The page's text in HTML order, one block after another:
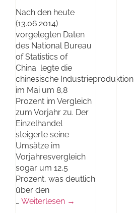
Nach den heute
(13.06.2014)
vorgelegten Daten
des National Bureau
of Statistics of
China legte die
chinesische Industrieproduktion
im Mai um 8,8
Prozent im Vergleich
zum Vorjahr zu. Der
Einzelhandel
steigerte seine
Umsätze im
Vorjahresvergleich
sogar um 12,5
Prozent, was deutlich
über den
… Weiterlesen →